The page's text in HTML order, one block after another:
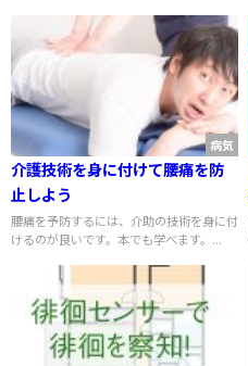
病気
介護技術を身に付けて腰痛を防
止しよう
腰痛を予防するには、介助の技術を身に付
けるのが良いです。本でも学べます。...